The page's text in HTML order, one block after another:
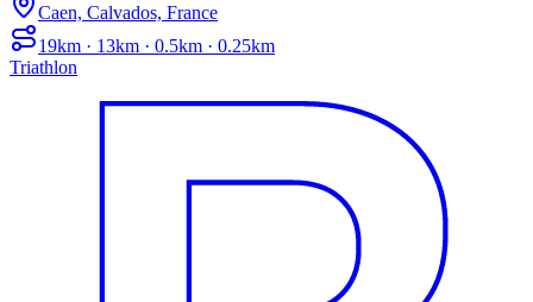
Caen, Calvados, France
19km · 13km · 0.5km · 0.25km
Triathlon